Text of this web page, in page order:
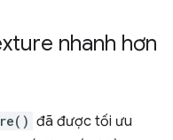
nhanh hơn
đã được tối ưu